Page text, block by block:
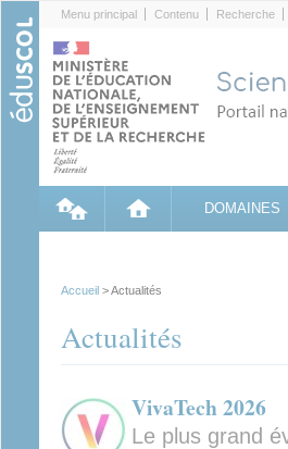
Menu principal Contenu Recherche
DOMAINES
Accueil > Actualités
Actualités
VivaTech 2026
Le plus grand